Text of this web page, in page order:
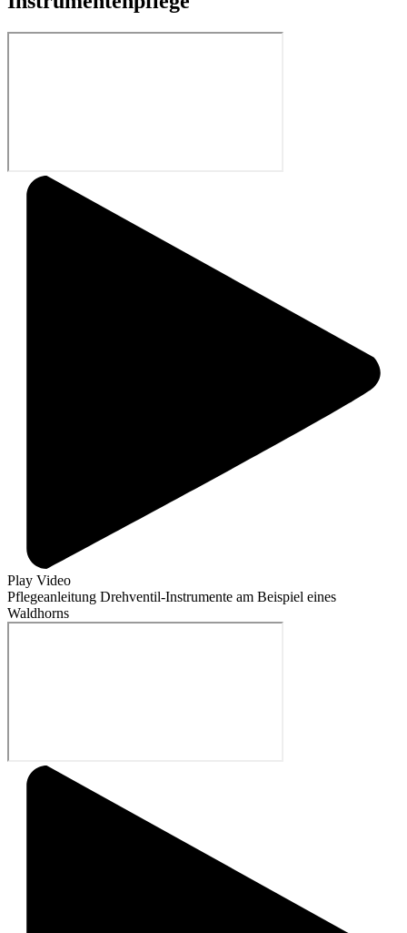
Play Video
Pflegeanleitung Drehventil-Instrumente am Beispiel eines
Waldhorns